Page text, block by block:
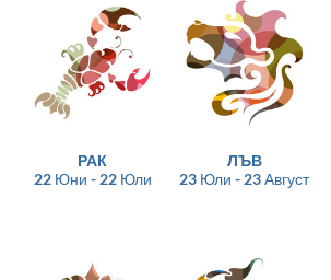
РАК
22 Юни - 22 Юли
ЛЪВ
23 Юли - 23 Август